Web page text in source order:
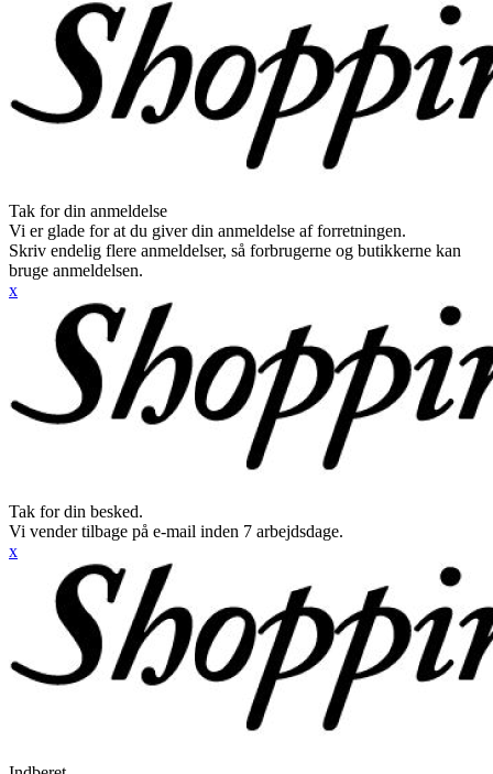
Tak for din anmeldelse
Vi er glade for at du giver din anmeldelse af forretningen.
Skriv endelig flere anmeldelser, så forbrugerne og butikkerne kan
bruge anmeldelsen.
x
Tak for din besked.
Vi vender tilbage på e-mail inden 7 arbejdsdage.
x